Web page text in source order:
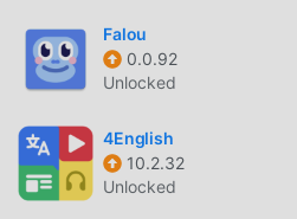
Falou
0.0.92
Unlocked
4English
10.2.32
Unlocked